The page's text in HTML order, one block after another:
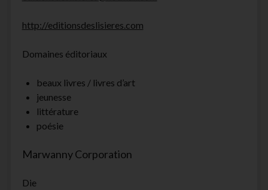
http://editionsdeslisieres.com
Domaines éditoriaux
beaux livres / livres d’art
jeunesse
littérature
poésie
Marwanny Corporation
Die